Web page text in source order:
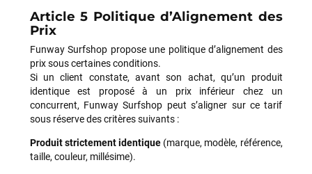
Article 5 Politique d’Alignement des
Prix
Funway Surfshop propose une politique d’alignement des
prix sous certaines conditions.
Si un client constate, avant son achat, qu’un produit
identique est proposé à un prix inférieur chez un
concurrent, Funway Surfshop peut s’aligner sur ce tarif
sous réserve des critères suivants :
Produit strictement identique(marque, modèle, référence,
taille, couleur, millésime).